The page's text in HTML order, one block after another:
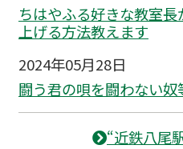
ちはやふる好きな教室
上げる方法教えます
2024年05月28日
闘う君の唄を闘わない奴
“近鉄八尾